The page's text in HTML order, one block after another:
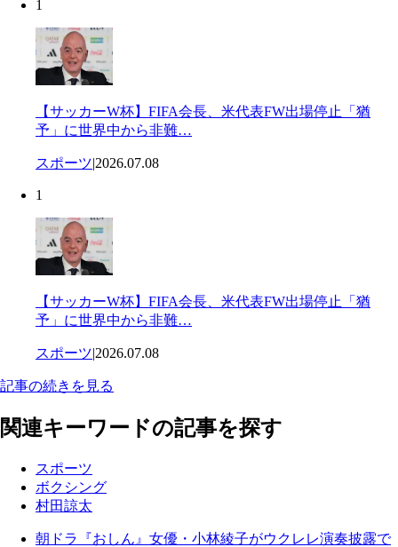
1
【サッカーW杯】FIFA会長、米代表FW出場停止「猶
予」に世界中から非難…
スポーツ|2026.07.08
1
【サッカーW杯】FIFA会長、米代表FW出場停止「猶
予」に世界中から非難…
スポーツ|2026.07.08
記事の続きを見る
関連キーワードの記事を探す
スポーツ
ボクシング
村田諒太
朝ドラ『おしん』女優・小林綾子がウクレレ演奏披露で